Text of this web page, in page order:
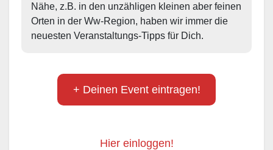
Nähe, z.B. in den unzähligen kleinen aber feinen
Orten in der Ww-Region, haben wir immer die
neuesten Veranstaltungs-Tipps für Dich.
+ Deinen Event eintragen!
Hier einloggen!